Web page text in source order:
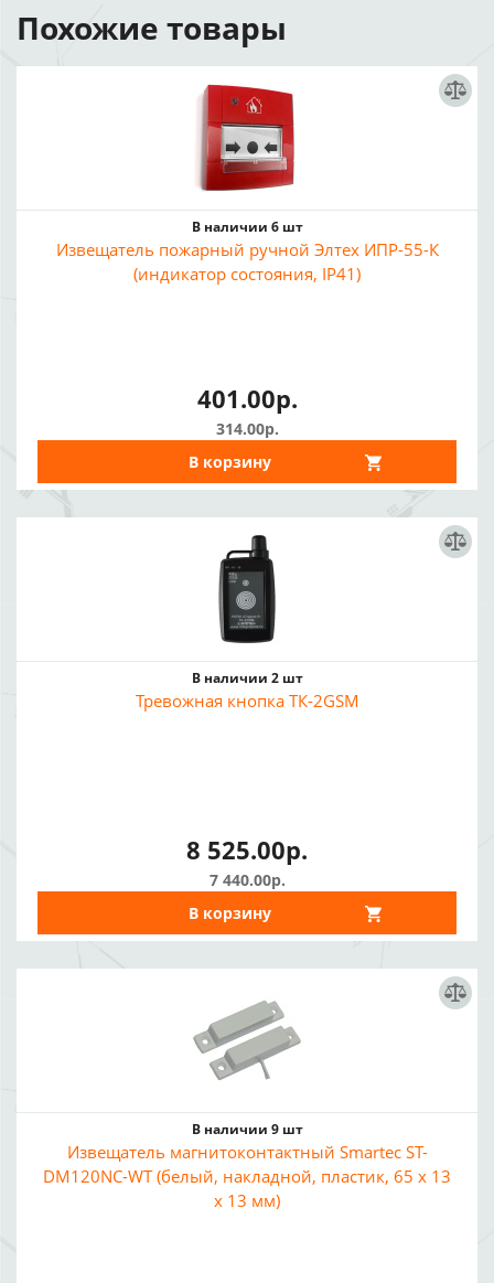
Похожие товары
В наличии 6 шт
Извещатель пожарный ручной Элтех ИПР-55-К
(индикатор состояния, IP41)
401.00р.
314.00р.
В корзину
В наличии 2 шт
Тревожная кнопка ТК-2GSM
8 525.00р.
7 440.00р.
В корзину
В наличии 9 шт
Извещатель магнитоконтактный Smartec ST-
DM120NC-WT (белый, накладной, пластик, 65 х 13
х 13 мм)